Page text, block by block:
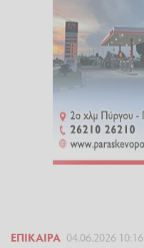
ΕΠΊΚΑΙΡΑ 04.06.2026 10:16